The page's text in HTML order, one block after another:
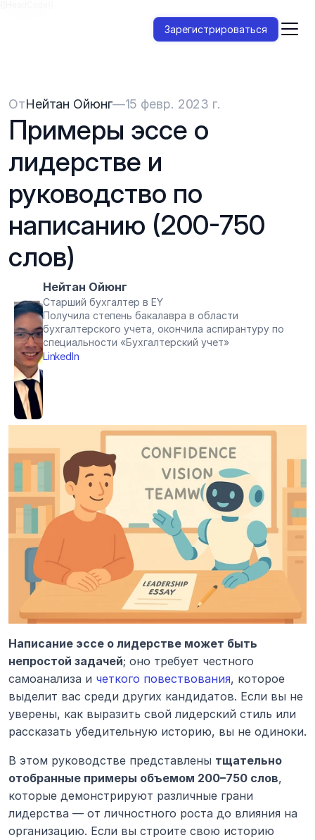
Зарегистрироваться
ОтНейтан Ойюнг—15 февр. 2023 г.
Примеры эссе о
лидерстве и
руководство по
написанию (200-750
слов)
Нейтан Ойюнг
Старший бухгалтер в EY
Получила степень бакалавра в области
бухгалтерского учета, окончила аспирантуру по
специальности «Бухгалтерский учет»
LinkedIn
Написание эссе о лидерстве может быть
непростой задачей; оно требует честного
самоанализа и четкого повествования, которое
выделит вас среди других кандидатов. Если вы не
уверены, как выразить свой лидерский стиль или
рассказать убедительную историю, вы не одиноки.
В этом руководстве представлены тщательно
отобранные примеры объемом 200–750 слов,
которые демонстрируют различные грани
лидерства — от личностного роста до влияния на
организацию. Если вы строите свою историю